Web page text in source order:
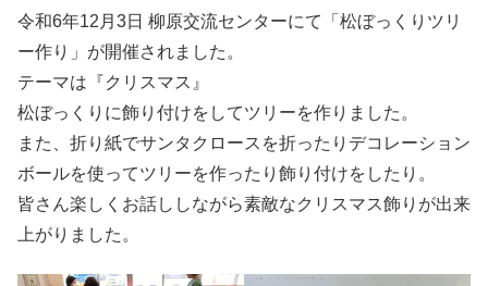
令和6年12月3日 柳原交流センターにて「松ぼっくりツリ
ー作り」が開催されました。
テーマは『クリスマス』
松ぼっくりに飾り付けをしてツリーを作りました。
また、折り紙でサンタクロースを折ったりデコレーション
ボールを使ってツリーを作ったり飾り付けをしたり。
皆さん楽しくお話ししながら素敵なクリスマス飾りが出来
上がりました。